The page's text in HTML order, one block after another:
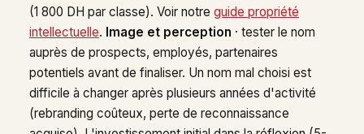
(1 800 DH par classe). Voir notre guide propriété
intellectuelle. Image et perception · tester le nom
auprès de prospects, employés, partenaires
potentiels avant de finaliser. Un nom mal choisi est
difficile à changer après plusieurs années d'activité
(rebranding coûteux, perte de reconnaissance